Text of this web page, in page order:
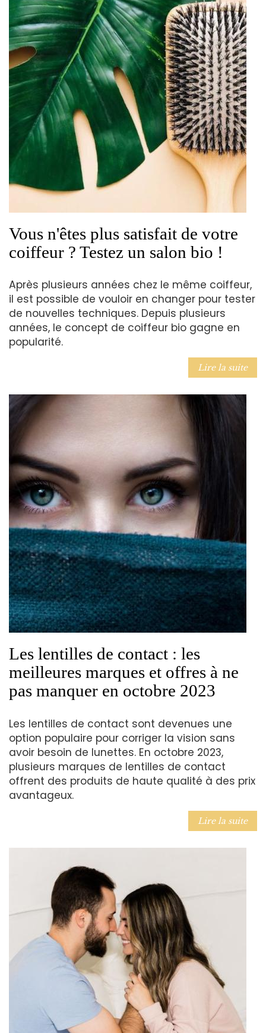
Vous n'êtes plus satisfait de votre
coiffeur ? Testez un salon bio !
Après plusieurs années chez le même coiffeur,
il est possible de vouloir en changer pour tester
de nouvelles techniques. Depuis plusieurs
années, le concept de coiffeur bio gagne en
popularité.
Lire la suite
Les lentilles de contact : les
meilleures marques et offres à ne
pas manquer en octobre 2023
Les lentilles de contact sont devenues une
option populaire pour corriger la vision sans
avoir besoin de lunettes. En octobre 2023,
plusieurs marques de lentilles de contact
offrent des produits de haute qualité à des prix
avantageux.
Lire la suite